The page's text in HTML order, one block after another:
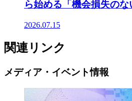
ら始める「機会損失の
2026.07.15
関連リンク
メディア・イベント情報